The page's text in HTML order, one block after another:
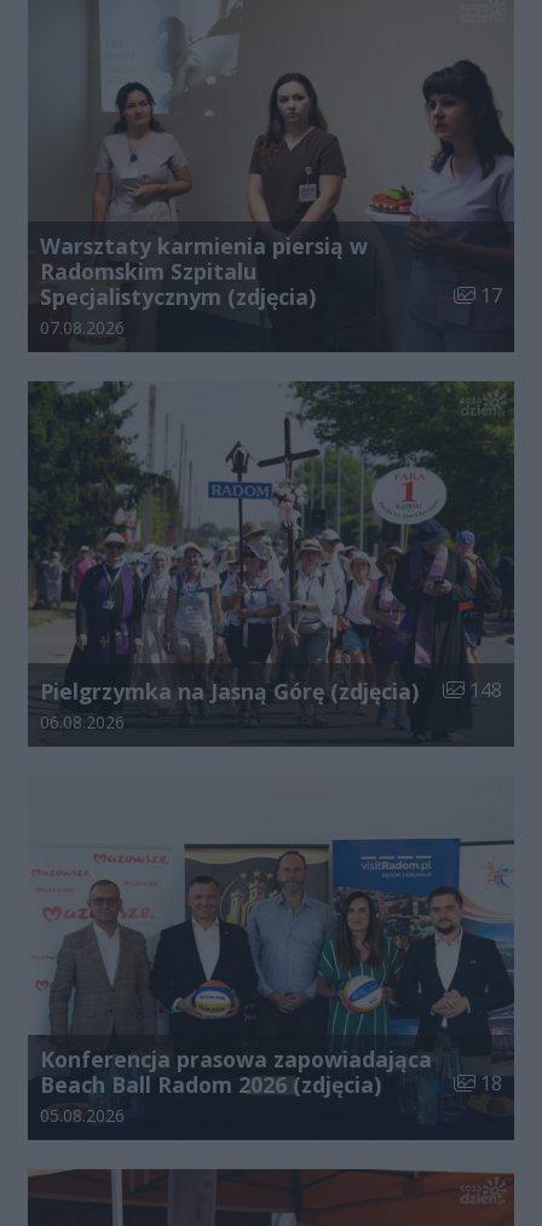
Warsztaty karmienia piersią w
Radomskim Szpitalu
Specjalistycznym (zdjęcia)
Liczba
17
Data dodania galerii:
07.08.2026
Pielgrzymka na Jasną Górę (zdjęcia) Liczba
148
Data dodania galerii:
06.08.2026
Konferencja prasowa zapowiadająca
Beach Ball Radom 2026 (zdjęcia)
Liczba
18
Data dodania galerii:
05.08.2026